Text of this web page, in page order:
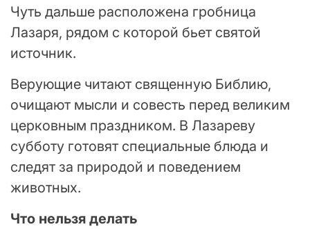
Чуть дальше расположена гробница
Лазаря, рядом с которой бьет святой
источник.
Верующие читают священную Библию,
очищают мысли и совесть перед великим
церковным праздником. В Лазареву
субботу готовят специальные блюда и
следят за природой и поведением
животных.
Что нельзя делать